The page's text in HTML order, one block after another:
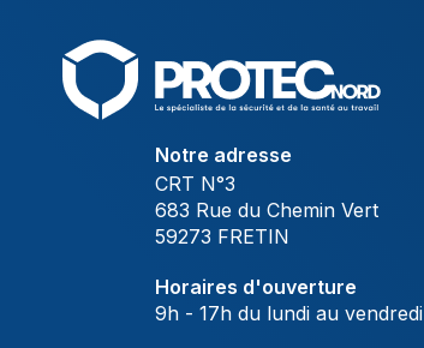
Notre adresse
CRT N°3
683 Rue du Chemin Vert
59273 FRETIN
Horaires d'ouverture
9h - 17h du lundi au vendredi